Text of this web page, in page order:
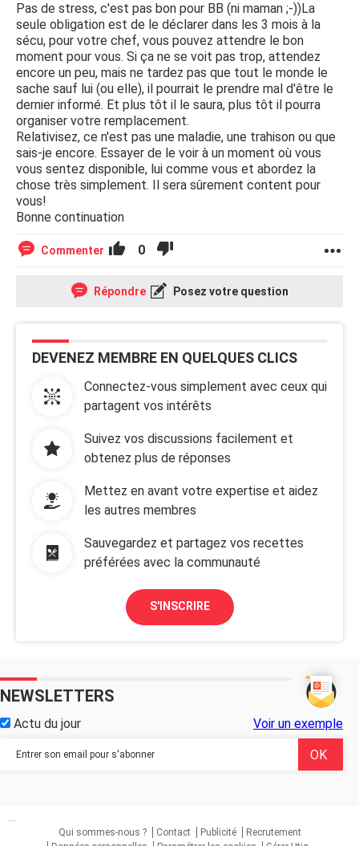
Pas de stress, c'est pas bon pour BB (ni maman ;-))La
seule obligation est de le déclarer dans les 3 mois à la
sécu, pour votre chef, vous pouvez attendre le bon
moment pour vous. Si ça ne se voit pas trop, attendez
encore un peu, mais ne tardez pas que tout le monde le
sache sauf lui (ou elle), il pourrait le prendre mal d'être le
dernier informé. Et plus tôt il le saura, plus tôt il pourra
organiser votre remplacement.
Relativisez, ce n'est pas une maladie, une trahison ou que
sais-je encore. Essayer de le voir à un moment où vous
vous sentez disponible, lui comme vous et abordez la
chose très simplement. Il sera sûrement content pour
vous!
Bonne continuation
Commenter 0
Répondre Posez votre question
DEVENEZ MEMBRE EN QUELQUES CLICS
Connectez-vous simplement avec ceux qui
partagent vos intérêts
Suivez vos discussions facilement et
obtenez plus de réponses
Mettez en avant votre expertise et aidez
les autres membres
Sauvegardez et partagez vos recettes
préférées avec la communauté
S'INSCRIRE
NEWSLETTERS
Actu du jour Voir un exemple
...
Qui sommes-nous ?
Contact Publicité
Recrutement